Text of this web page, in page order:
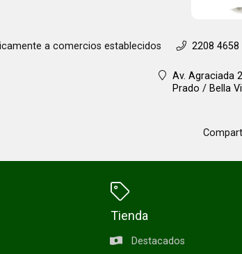
a comercios establecidos 2208 4658
Av. Agraciada
Prado / Bella
Tienda
Destacados